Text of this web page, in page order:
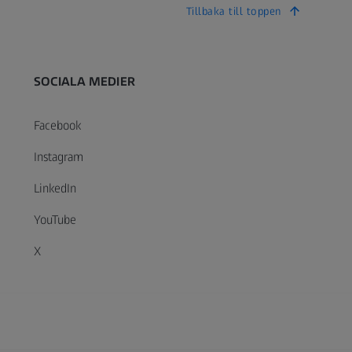
Tillbaka till toppen
SOCIALA MEDIER
Facebook
Instagram
LinkedIn
YouTube
X